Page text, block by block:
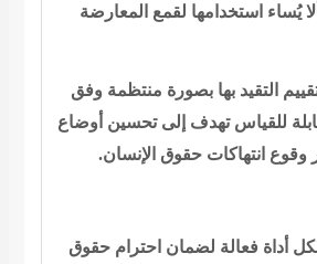
يُساء استخدامها لقمع المعارضة
التقيد بها بصورة منتظمة وفق
للقياس تهدف إلى تحسين أوضاع
وقوع انتهاكات حقوق الإنسان.
أداة فعالة لضمان احترام حقوق